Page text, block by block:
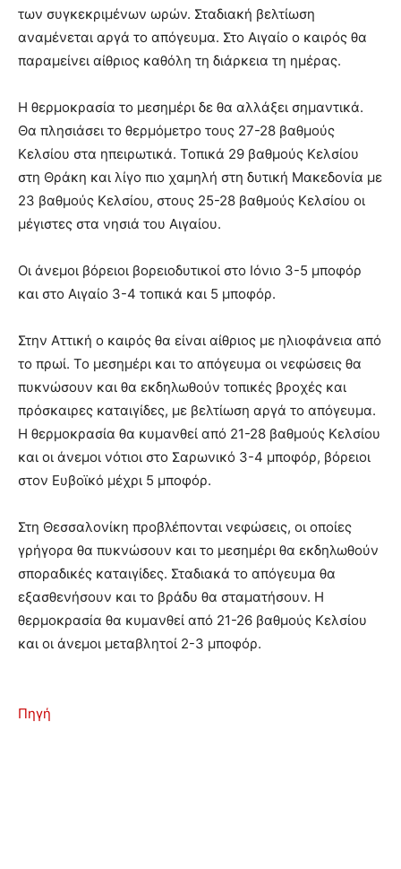
των συγκεκριμένων ωρών. Σταδιακή βελτίωση
αναμένεται αργά το απόγευμα. Στο Αιγαίο ο καιρός θα
παραμείνει αίθριος καθόλη τη διάρκεια τη ημέρας.
Η θερμοκρασία το μεσημέρι δε θα αλλάξει σημαντικά.
Θα πλησιάσει το θερμόμετρο τους 27-28 βαθμούς
Κελσίου στα ηπειρωτικά. Τοπικά 29 βαθμούς Κελσίου
στη Θράκη και λίγο πιο χαμηλή στη δυτική Μακεδονία με
23 βαθμούς Κελσίου, στους 25-28 βαθμούς Κελσίου οι
μέγιστες στα νησιά του Αιγαίου.
Οι άνεμοι βόρειοι βορειοδυτικοί στο Ιόνιο 3-5 μποφόρ
και στο Αιγαίο 3-4 τοπικά και 5 μποφόρ.
Στην Αττική ο καιρός θα είναι αίθριος με ηλιοφάνεια από
το πρωί. Το μεσημέρι και το απόγευμα οι νεφώσεις θα
πυκνώσουν και θα εκδηλωθούν τοπικές βροχές και
πρόσκαιρες καταιγίδες, με βελτίωση αργά το απόγευμα.
Η θερμοκρασία θα κυμανθεί από 21-28 βαθμούς Κελσίου
και οι άνεμοι νότιοι στο Σαρωνικό 3-4 μποφόρ, βόρειοι
στον Ευβοϊκό μέχρι 5 μποφόρ.
Στη Θεσσαλονίκη προβλέπονται νεφώσεις, οι οποίες
γρήγορα θα πυκνώσουν και το μεσημέρι θα εκδηλωθούν
σποραδικές καταιγίδες. Σταδιακά το απόγευμα θα
εξασθενήσουν και το βράδυ θα σταματήσουν. Η
θερμοκρασία θα κυμανθεί από 21-26 βαθμούς Κελσίου
και οι άνεμοι μεταβλητοί 2-3 μποφόρ.
Πηγή